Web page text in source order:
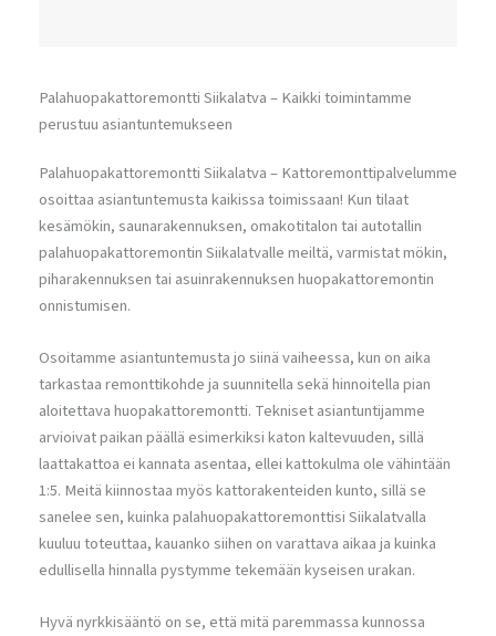
Palahuopakattoremontti Siikalatva – Kaikki toimintamme
perustuu asiantuntemukseen
Palahuopakattoremontti Siikalatva – Kattoremonttipalvelumme
osoittaa asiantuntemusta kaikissa toimissaan! Kun tilaat
kesämökin, saunarakennuksen, omakotitalon tai autotallin
palahuopakattoremontin Siikalatvalle meiltä, varmistat mökin,
piharakennuksen tai asuinrakennuksen huopakattoremontin
onnistumisen.
Osoitamme asiantuntemusta jo siinä vaiheessa, kun on aika
tarkastaa remonttikohde ja suunnitella sekä hinnoitella pian
aloitettava huopakattoremontti. Tekniset asiantuntijamme
arvioivat paikan päällä esimerkiksi katon kaltevuuden, sillä
laattakattoa ei kannata asentaa, ellei kattokulma ole vähintään
1:5. Meitä kiinnostaa myös kattorakenteiden kunto, sillä se
sanelee sen, kuinka palahuopakattoremonttisi Siikalatvalla
kuuluu toteuttaa, kauanko siihen on varattava aikaa ja kuinka
edullisella hinnalla pystymme tekemään kyseisen urakan.
Hyvä nyrkkisääntö on se, että mitä paremmassa kunnossa